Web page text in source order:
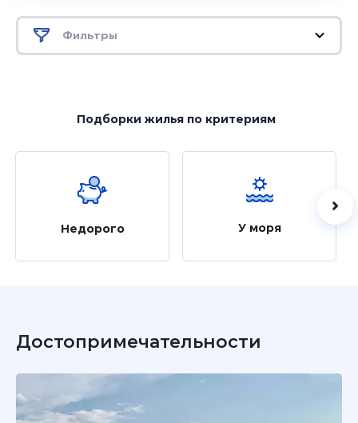
Фильтры
Подборки жильяпо критериям
Недорого У моря
Достопримечательности